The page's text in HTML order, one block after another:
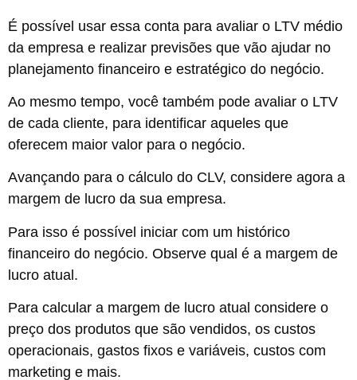
É possível usar essa conta para avaliar o LTV médio
da empresa e realizar previsões que vão ajudar no
planejamento financeiro e estratégico do negócio.
Ao mesmo tempo, você também pode avaliar o LTV
de cada cliente, para identificar aqueles que
oferecem maior valor para o negócio.
Avançando para o cálculo do CLV, considere agora a
margem de lucro da sua empresa.
Para isso é possível iniciar com um histórico
financeiro do negócio. Observe qual é a margem de
lucro atual.
Para calcular a margem de lucro atual considere o
preço dos produtos que são vendidos, os custos
operacionais, gastos fixos e variáveis, custos com
marketing e mais.